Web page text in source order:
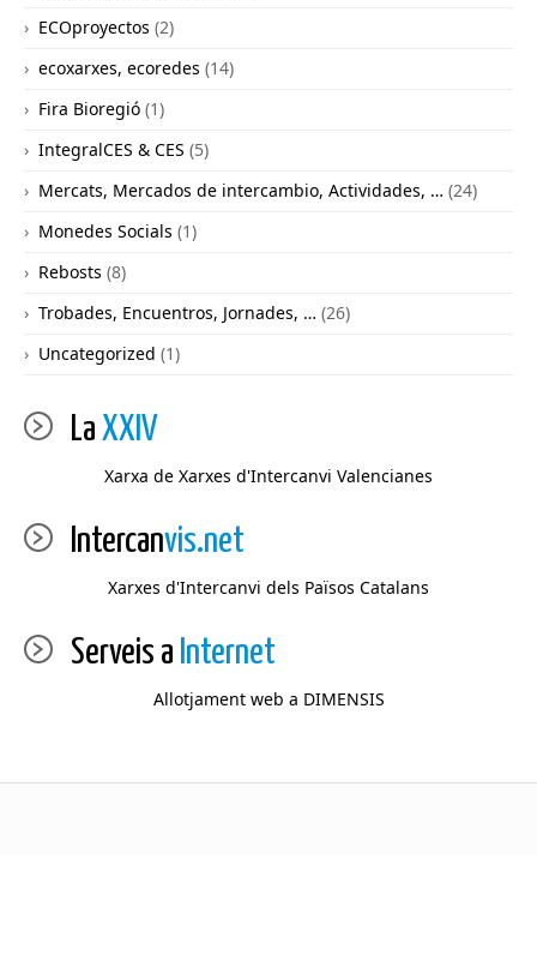
ECOproyectos (2)
ecoxarxes, ecoredes (14)
Fira Bioregió (1)
IntegralCES & CES (5)
Mercats, Mercados de intercambio, Actividades, … (24)
Monedes Socials (1)
Rebosts (8)
Trobades, Encuentros, Jornades, … (26)
Uncategorized (1)
La XXIV
Xarxa de Xarxes d'Intercanvi Valencianes
Intercanvis.net
Xarxes d'Intercanvi dels Països Catalans
Serveis a Internet
Allotjament web a DIMENSIS